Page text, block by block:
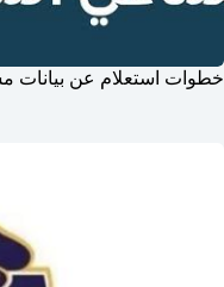
خطوات استعلام عن بيانات